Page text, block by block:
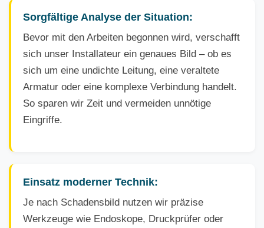
Sorgfältige Analyse der Situation:
Bevor mit den Arbeiten begonnen wird, verschafft
sich unser Installateur ein genaues Bild – ob es
sich um eine undichte Leitung, eine veraltete
Armatur oder eine komplexe Verbindung handelt.
So sparen wir Zeit und vermeiden unnötige
Eingriffe.
Einsatz moderner Technik:
Je nach Schadensbild nutzen wir präzise
Werkzeuge wie Endoskope, Druckprüfer oder